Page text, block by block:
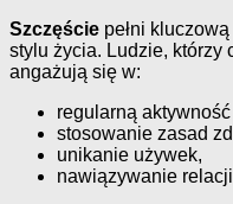
Szczęście pełni
stylu życia. Ludzie, którzy
angażują się w:
regularną
stosowanie zasad
unikanie używek,
nawiązywanie